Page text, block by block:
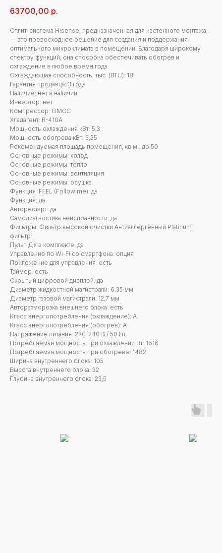
63700,00 р.
Сплит-система Hisense, предназначенная для настенного монтажа,
— это превосходное решение для создания и поддержания
оптимального микроклимата в помещении. Благодаря широкому
спектру функций, она способна обеспечивать обогрев и
охлаждение в любое время года.
Охлаждающая способность, тыс. (BTU): 18
Гарантия продавца: 3 года
Наличие: нет в наличии
Инвертор: нет
Компрессор: GMCC
Хладагент: R-410A
Мощность охлаждения кВт: 5,3
Мощность обогрева кВт: 5,35
Рекомендуемая площадь помещения, кв.м.: до 50
Основные режимы: холод
Основные режимы: тепло
Основные режимы: вентиляция
Основные режимы: осушка.
Функция iFEEL (Follow me): да
Функция: да
Авторестарт: да
Самодиагностика неисправности: да
Фильтры: Фильтр высокой очистки Антиаллергенный Platinum
фильтр
Пульт ДУ в комплекте: да
Управление по Wi-Fi со смартфона: опция
Приложение для управления: есть
Таймер: есть
Скрытый цифровой дисплей: да
Диаметр жидкостной магистрали: 6.35 мм
Диаметр газовой магистрали: 12,7 мм
Авторазморозка внешнего блока: есть
Класс энергопотребления (охлаждение): А
Класс энергопотребления (обогрев): А
Напряжение питания: 220-240 В / 50 Гц
Потребляемая мощность при охлаждении Вт: 1616
Потребляемая мощность при обогреве: 1482
Ширина внутреннего блока: 105
Высота внутреннего блока: 32
Глубина внутреннего блока: 23,5